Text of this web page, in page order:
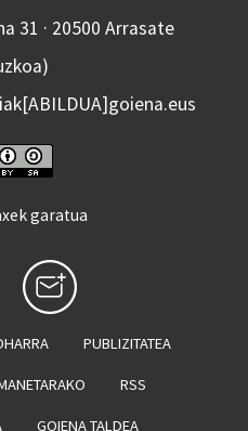
31 · 20500 Arrasate
garatua
PUBLIZITATEA
RSS
GOIENA TALDEA